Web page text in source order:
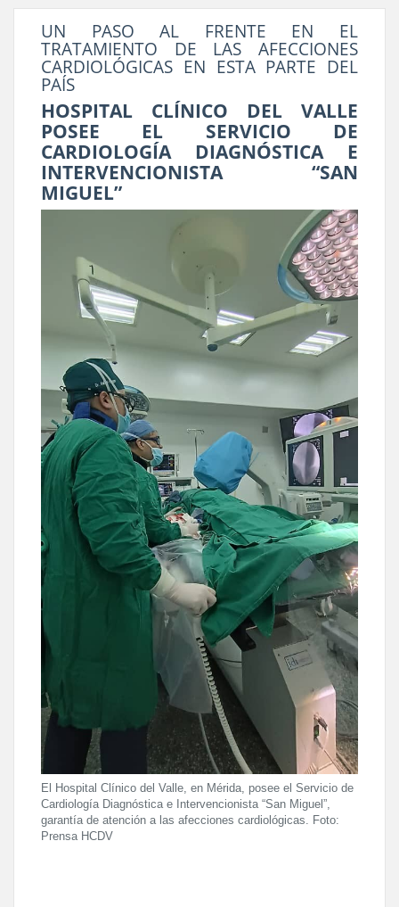
UN PASO AL FRENTE EN EL
TRATAMIENTO DE LAS AFECCIONES
CARDIOLÓGICAS EN ESTA PARTE DEL
PAÍS
HOSPITAL CLÍNICO DEL VALLE
POSEE EL SERVICIO DE
CARDIOLOGÍA DIAGNÓSTICA E
INTERVENCIONISTA “SAN
MIGUEL”
El Hospital Clínico del Valle, en Mérida, posee el Servicio de
Cardiología Diagnóstica e Intervencionista “San Miguel”,
garantía de atención a las afecciones cardiológicas. Foto:
Prensa HCDV